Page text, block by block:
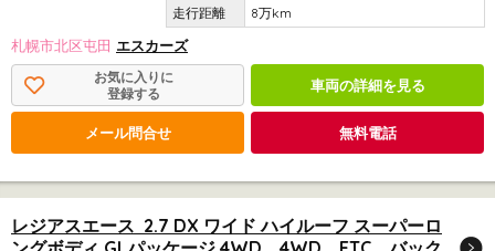
8万km
札幌市北区屯田 エスカーズ
お気に入りに
登録する
車両の詳細を見る
メール問合せ 無料電話
レジアスエース 2.7 DX ワイド ハイルーフ スーパーロ